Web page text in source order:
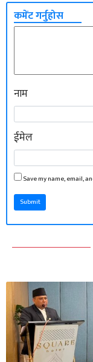
कमेंट गर्नुहोस
नाम
ईमेल
Save my name, email,
Submit